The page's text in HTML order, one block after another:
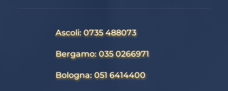
Ascoli: 0735 488073
Bergamo: 035 0266971
Bologna: 051 6414400